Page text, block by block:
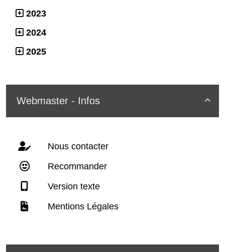
2023
2024
2025

Webmaster - Infos
Nous contacter
Recommander
Version texte
Mentions Légales